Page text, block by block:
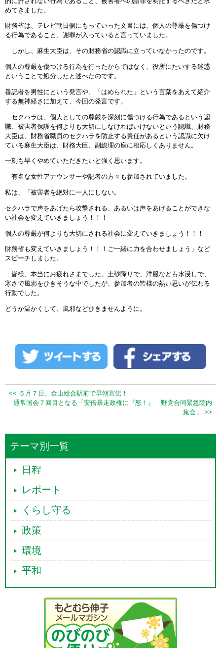
めてきました。
財務省は、テレビ朝日側にもっていった文書には、個人の尊厳を傷つけ
る行為であること、謝罪が入っていると言っていました。
しかし、麻生大臣は、その財務省の認識に立っていなかったのです。
個人の尊厳を傷つける行為を行ったからではなく、役所にたいする迷惑
ということで処分したと述べたのです。
番記者を男性にという発言や、「はめられた」という言葉をあえて紹介
する無神経さに加えて、今回の発言です。
セクハラは、個人としての尊厳を深刻に傷つける行為であるという認
識、被害者保護を何よりも大切にしなければいけないという認識、財務
大臣は、財務省職員のセクハラを防止する責任があるという認識に欠け
ている麻生大臣は、財務大臣、副総理の座に相応しくありません。
一刻も早くやめていただきたいと強く思います。
有名な女性アナウンサーや記者の方々も参加されていました。
私は、「被害者を絶対に一人にしない。
セクハラで声をあげたら攻撃される、あるいは声をあげることができな
い社会を変えていきましょう！！！
個人の尊厳が何よりも大切にされる社会に変えていきましょう！！！
財務省も変えていきましょう！！！ご一緒に力を合わせましょう」など
スピーチしました。
皆様、本当にお疲れさまでした。土砂降りで、洋服なども水浸しで、
寒さで風邪をひきそうな中でしたが、参加者の皆様の熱い思いが伝わる
行動でした。
どうか温かくして、風邪などひきませんように。
<< ５月７日、金山総合駅前で早朝宣伝！
通常国会７回目となる「安倍暴走政権に『怒！』 野党合同緊急院内
集会」 >>
テーマ別一覧
日程
レポート
くらし守る
政策
環境
平和